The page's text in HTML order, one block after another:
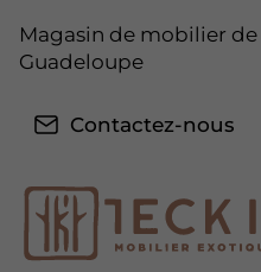
Magasin de mobilier
Guadeloupe
Contactez-nous